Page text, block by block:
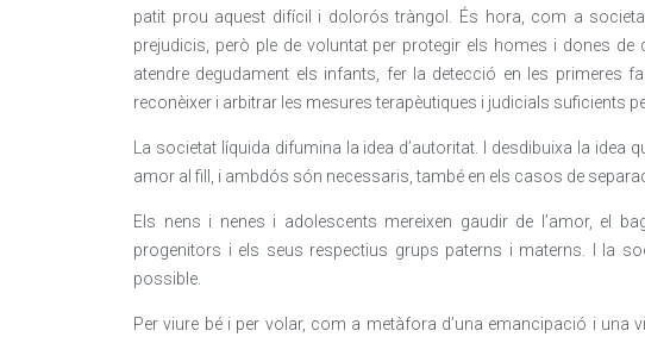
patit prou aquest difícil i dolorós tràngol. És hora, com a
prejudicis, però ple de voluntat per protegir els homes i dones de
atendre degudament els infants, fer la detecció en les primeres
reconèixer i arbitrar les mesures terapèutiques i judicials suficients
La societat líquida difumina la idea d’autoritat. I desdibuixa la
amor al fill, i ambdós són necessaris, també en els casos de
Els nens i nenes i adolescents mereixen gaudir de l’amor, el
progenitors i els seus respectius grups paterns i materns. I la
possible.
Per viure bé i per volar, com a metàfora d’una emancipació i una